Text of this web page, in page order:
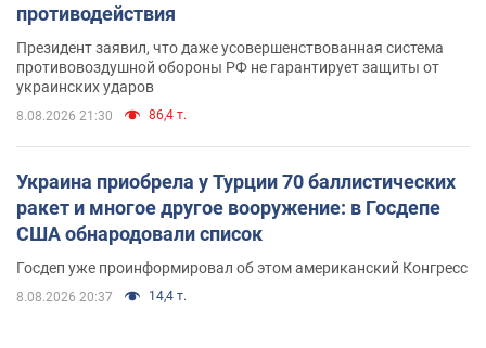
противодействия
Президент заявил, что даже усовершенствованная система
противовоздушной обороны РФ не гарантирует защиты от
украинских ударов
8.08.2026 21:30 86,4 т.
Украина приобрела у Турции 70 баллистических
ракет и многое другое вооружение: в Госдепе
США обнародовали список
Госдеп уже проинформировал об этом американский Конгресс
8.08.2026 20:37 14,4 т.